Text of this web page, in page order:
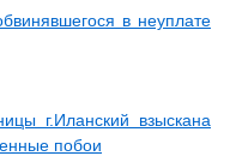
в неуплате
г.Иланский взыскана
побои